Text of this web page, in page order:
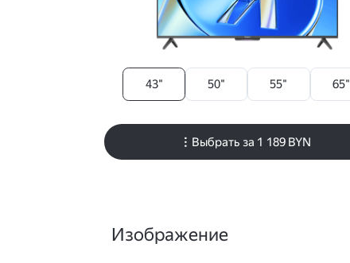
43" 50" 55" 65"
Выбрать за 1 189 BYN
Изображение